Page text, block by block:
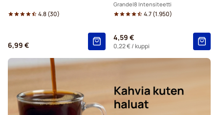
Tassimo®-koneisiin
Gevalia-kahvikapselit Tassimo-koneisiin
4.8(30)
6,99 €
Grande 8 Intensiteetti
4.7(1.950)
4,59 €
0,22 €/ kuppi